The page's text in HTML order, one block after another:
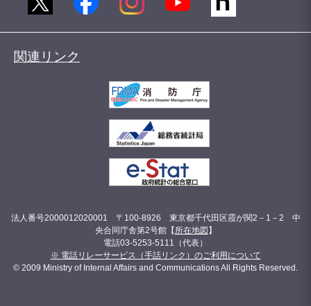
関連リンク
法人番号2000012020001 〒100-8926 東京都千代田区霞が関2－1－2 中
央合同庁舎第2号館【 所在地図 】
電話03-5253-5111（代表）
※ 電話リレーサービス（手話リンク）のご利用について
© 2009 Ministry of Internal Affairs and Communications All Rights Reserved.